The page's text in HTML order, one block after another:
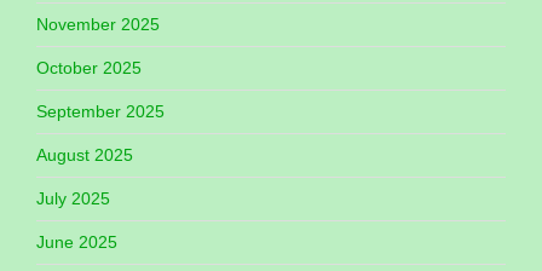
November 2025
October 2025
September 2025
August 2025
July 2025
June 2025